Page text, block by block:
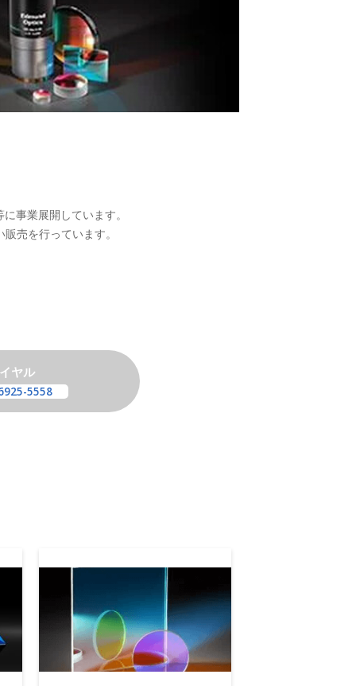
事業展開しています。
売を行っています。
ヤル
5558